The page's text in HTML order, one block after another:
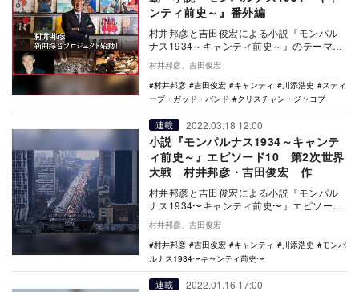
ンティ前史～』番外編
村井邦彦と吉田俊宏による小説『モンパル
ナス1934～キャンティ前史～』のテーマ曲
「MONTPARNASSE 1934」のレコーデ…
村井邦彦、吉田俊宏
村井邦彦
吉田俊宏 キャンティ 川添浩史
スティ
ーブ・ガッド・バンド
クリスチャン・ジャコブ
連載 2022.03.18 12:00
小説『モンパルナス1934～キャンテ
ィ前史～』エピソード10 第2次世界
大戦 村井邦彦・吉田俊宏 作
村井邦彦と吉田俊宏による小説『モンパル
ナス1934〜キャンティ前史〜』エピソード
10では、第2次世界大戦の幕開けとなった
1939…
村井邦彦、吉田俊宏
村井邦彦
吉田俊宏 キャンティ 川添浩史
モンパ
ルナス1934〜キャンティ前史〜
連載 2022.01.16 17:00